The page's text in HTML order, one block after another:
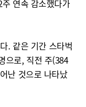
연속 감소했다가
. 같은 기간 스타벅
으로, 직전 주(384
난 것으로 나타났